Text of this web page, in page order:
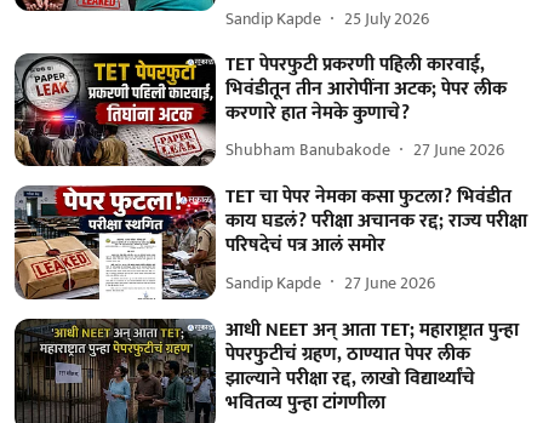
Sandip Kapde 25 July 2026
TET पेपरफुटी प्रकरणी पहिली कारवाई,
भिवंडीतून तीन आरोपींना अटक; पेपर लीक
करणारे हात नेमके कुणाचे?
Shubham Banubakode 27 June 2026
TET चा पेपर नेमका कसा फुटला? भिवंडीत
काय घडलं? परीक्षा अचानक रद्द; राज्य परीक्षा
परिषदेचं पत्र आलं समोर
Sandip Kapde 27 June 2026
आधी NEET अन् आता TET; महाराष्ट्रात पुन्हा
पेपरफुटीचं ग्रहण, ठाण्यात पेपर लीक
झाल्याने परीक्षा रद्द, लाखो विद्यार्थ्यांचे
भवितव्य पुन्हा टांगणीला